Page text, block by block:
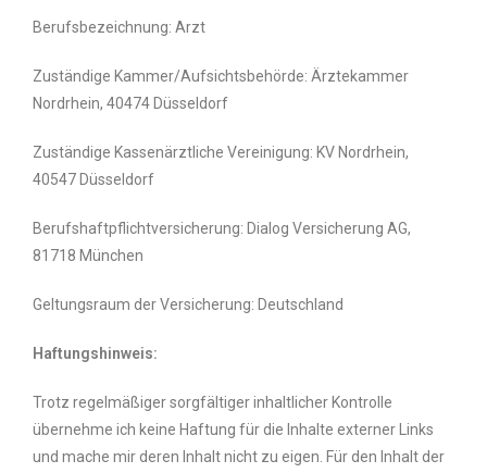
Berufsbezeichnung: Arzt
Zuständige Kammer/Aufsichtsbehörde: Ärztekammer
Nordrhein, 40474 Düsseldorf
Zuständige Kassenärztliche Vereinigung: KV Nordrhein,
40547 Düsseldorf
Berufshaftpflichtversicherung: Dialog Versicherung AG,
81718 München
Geltungsraum der Versicherung: Deutschland
Haftungshinweis:
Trotz regelmäßiger sorgfältiger inhaltlicher Kontrolle
übernehme ich keine Haftung für die Inhalte externer Links
und mache mir deren Inhalt nicht zu eigen. Für den Inhalt der